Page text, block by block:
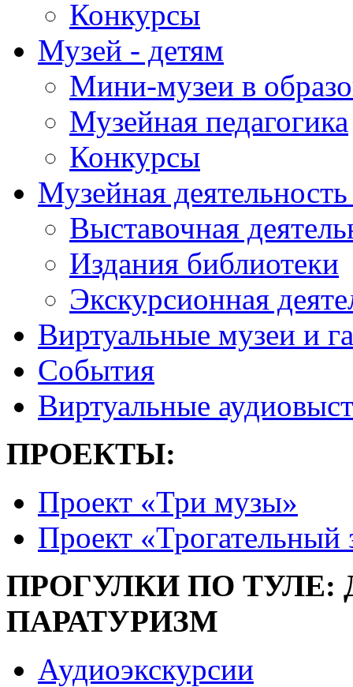
Конкурсы
Музей - детям
Мини-музеи в
Музейная педагогика
Конкурсы
Музейная
Выставочная
Издания библиотеки
Экскурсионная
Виртуальные музеи и
События
Виртуальные
ПРОЕКТЫ:
Проект «Три музы»
Проект «Трогательный
ПРОГУЛКИ ПО
ПАРАТУРИЗМ
Аудиоэкскурсии